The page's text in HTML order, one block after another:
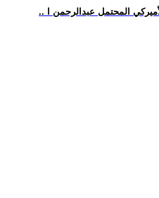
المحتمل عبدالرحمن ا